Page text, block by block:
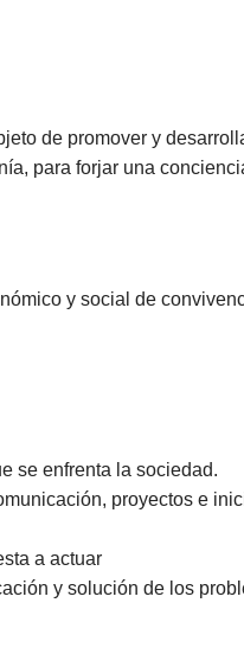
de promover y
para forjar una
y social de
se enfrenta la sociedad.
proyectos e
a actuar
y solución de los